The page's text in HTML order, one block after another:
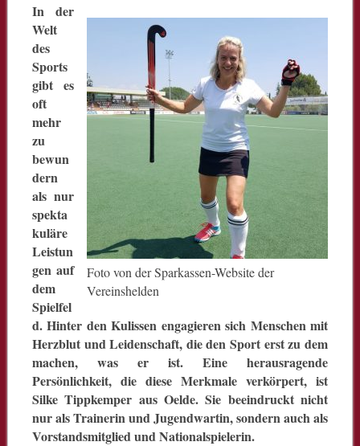
Foto von der Sparkassen-Website der
Vereinshelden
In der
Welt
des
Sports
gibt es
oft
mehr
zu
bewun
dern
als nur
spekta
kuläre
Leistun
gen auf
dem
Spielfel
d. Hinter den Kulissen engagieren sich Menschen mit
Herzblut und Leidenschaft, die den Sport erst zu dem
machen, was er ist. Eine herausragende
Persönlichkeit, die diese Merkmale verkörpert, ist
Silke Tippkemper aus Oelde. Sie beeindruckt nicht
nur als Trainerin und Jugendwartin, sondern auch als
Vorstandsmitglied und Nationalspielerin.